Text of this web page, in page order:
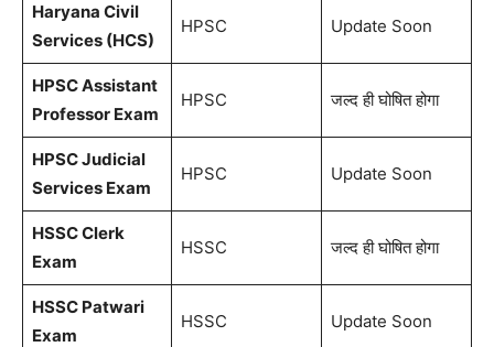
Haryana Civil
Services (HCS)
HPSC Update Soon
HPSC Assistant
Professor Exam
HPSC जल्द ही घोषित होगा
HPSC Judicial
Services Exam
HPSC Update Soon
HSSC Clerk
Exam
HSSC जल्द ही घोषित होगा
HSSC Patwari
Exam
HSSC Update Soon